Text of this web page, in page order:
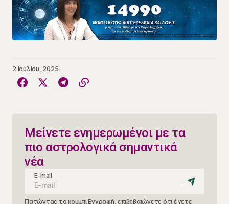
2 Ιουλίου, 2025
Μείνετε ενημερωμένοι με τα
πιο αστρολογικά σημαντικά
νέα
E-mail
Πατώντας το κουμπί Εγγραφή, επιβεβαιώνετε ότι έχετε